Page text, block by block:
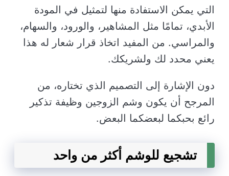
التي يمكن الاستفادة منها لتمثيل في المودة
الأبدي، تمامًا مثل المشاهير، والورود، والسهام،
والمراسي. من المفيد اتخاذ قرار شعار له هذا
يعني محدد لك ولشريكك.
دون الإشارة إلى التصميم الذي تختاره، من
المرجح أن يكون وشم الزوجين وظيفة تذكير
رائع بحبكما لبعضكما البعض.
تشجيع للوشم أكثر من واحد